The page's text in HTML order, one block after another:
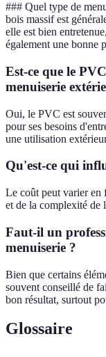
### Quel type de
bois massif est
elle est bien
également une bonne
Est-ce que le
menuiserie
Oui, le PVC est
pour ses besoins
une utilisation
Qu'est-ce qui
Le coût peut varier en
et de la complexité de
Faut-il un
menuiserie ?
Bien que certains
souvent conseillé de
bon résultat, surtout
Glossaire